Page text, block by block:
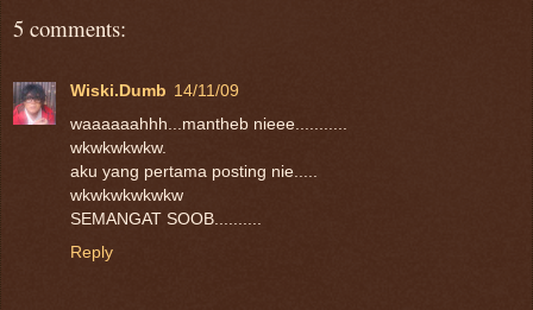
5 comments:
Wiski.Dumb 14/11/09
waaaaaahhh...mantheb nieee...........
wkwkwkwkw.
aku yang pertama posting nie.....
wkwkwkwkwkw
SEMANGAT SOOB..........
Reply